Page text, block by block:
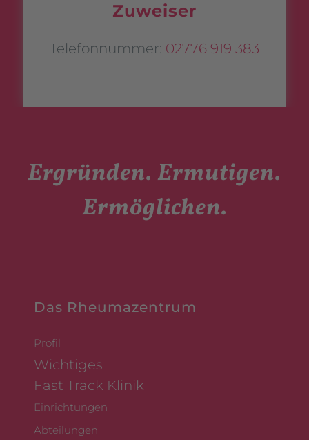
Zuweiser
Telefonnummer: 02776 919 383
Ergründen. Ermutigen.
Ermöglichen.
Das Rheumazentrum
Profil
Wichtiges
Fast Track Klinik
Einrichtungen
Abteilungen